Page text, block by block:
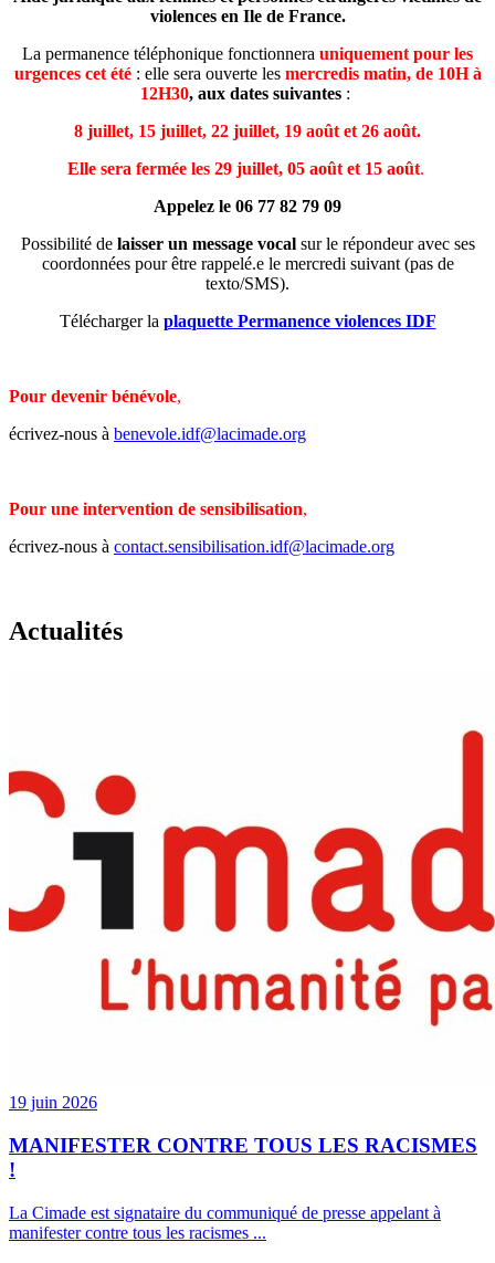
violences en Ile de France.
La permanence téléphonique fonctionnera uniquement pour les
urgences cet été : elle sera ouverte les mercredis matin, de 10H à
12H30, aux dates suivantes :
8 juillet, 15 juillet, 22 juillet, 19 août et 26 août.
Elle sera fermée les 29 juillet, 05 août et 15 août.
Appelez le 06 77 82 79 09
Possibilité delaisser un message vocalsur le répondeur avec ses
coordonnées pour être rappelé.e le mercredi suivant (pas de
texto/SMS).
Télécharger la plaquette Permanence violences IDF
Pour devenir bénévole,
écrivez-nous à benevole.idf@lacimade.org
Pour une intervention de sensibilisation,
écrivez-nous à contact.sensibilisation.idf@lacimade.org
Actualités
19 juin 2026
MANIFESTER CONTRE TOUS LES RACISMES
!
La Cimade est signataire du communiqué de presse appelant à
manifester contre tous les racismes ...